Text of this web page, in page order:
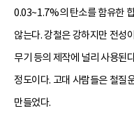
0.03~1.7%의 탄소를 함유한
않는다. 강철은 강하지만 전성
무기 등의 제작에 널리 사용
정도이다. 고대 사람들은 철질
만들었다.